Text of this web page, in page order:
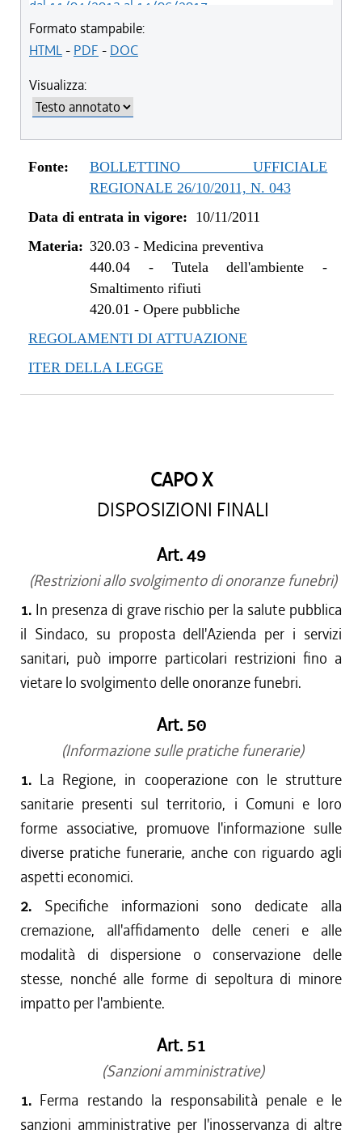
dal 11/04/2013 al 14/06/2017
dal 29/12/2012 al 10/04/2013
dal 10/11/2011 al 28/12/2012
Formato stampabile:
HTML- PDF - DOC
Visualizza:
Fonte:
BOLLETTINO UFFICIALE
REGIONALE 26/10/2011, N. 043
Data di entrata in vigore: 10/11/2011
Materia: 320.03- Medicina preventiva
440.04- Tutela dell'ambiente -
Smaltimento rifiuti
420.01 - Opere pubbliche
REGOLAMENTI DI ATTUAZIONE
ITER DELLA LEGGE
CAPO X
DISPOSIZIONI FINALI
Art. 49
(Restrizioni allo svolgimento di onoranze funebri)
1. In presenza di grave rischio per la salute pubblica
il Sindaco, su proposta dell'Azienda per i servizi
sanitari, può imporre particolari restrizioni fino a
vietare lo svolgimento delle onoranze funebri.
Art. 50
(Informazione sulle pratiche funerarie)
1. La Regione, in cooperazione con le strutture
sanitarie presenti sul territorio, i Comuni e loro
forme associative, promuove l'informazione sulle
diverse pratiche funerarie, anche con riguardo agli
aspetti economici.
2. Specifiche informazioni sono dedicate alla
cremazione, all'affidamento delle ceneri e alle
modalità di dispersione o conservazione delle
stesse, nonché alle forme di sepoltura di minore
impatto per l'ambiente.
Art. 51
(Sanzioni amministrative)
1. Ferma restando la responsabilità penale e le
sanzioni amministrative per l'inosservanza di altre